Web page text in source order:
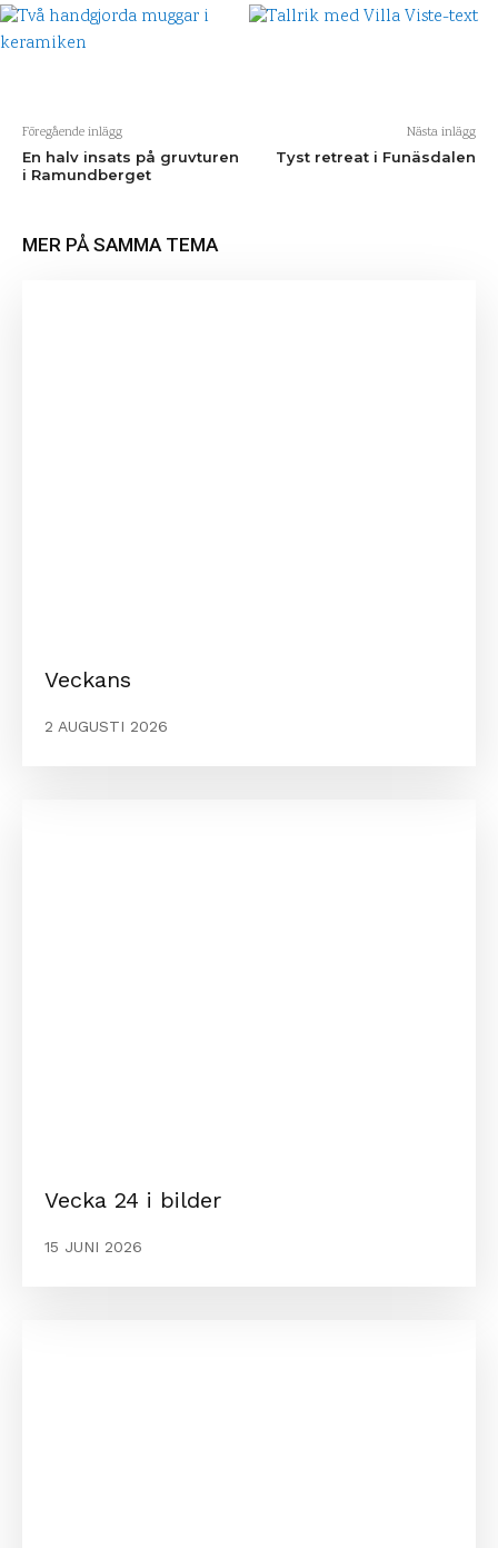
Föregående inlägg
En halv insats på gruvturen
i Ramundberget
Nästa inlägg
Tyst retreat i Funäsdalen
MER PÅ SAMMA TEMA
Veckans
2 AUGUSTI 2026
Vecka 24 i bilder
15 JUNI 2026